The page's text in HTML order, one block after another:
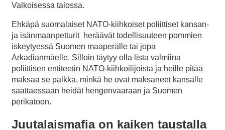
Valkoisessa talossa.
Ehkäpä suomalaiset NATO-kiihkoiset poliittiset kansan-
ja isänmaanpetturit heräävät todellisuuteen pommien
iskeytyessä Suomen maaperälle tai jopa
Arkadianmäelle. Silloin täytyy olla lista valmiina
poliittisen entiteetin NATO-kiihkoilijoista ja heille pitää
maksaa se palkka, minkä he ovat maksaneet kansalle
saattaessaan heidät hengenvaaraan ja Suomen
perikatoon.
Juutalaismafia on kaiken taustalla